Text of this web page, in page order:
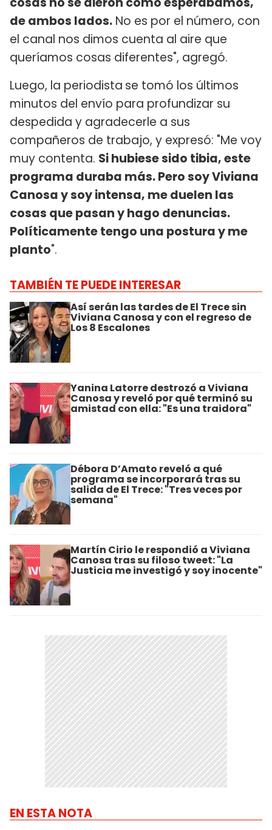
de ambos lados. No es por el número, con
el canal nos dimos cuenta al aire que
queríamos cosas diferentes", agregó.
Luego, la periodista se tomó los últimos
minutos del envío para profundizar su
despedida y agradecerle a sus
compañeros de trabajo, y expresó: "Me voy
muy contenta. Si hubiese sido tibia, este
programa duraba más. Pero soy Viviana
Canosa y soy intensa, me duelen las
cosas que pasan y hago denuncias.
Políticamente tengo una postura y me
planto".
TAMBIÉN TE PUEDE INTERESAR
Así serán las tardes de El Trece sin
Viviana Canosa y con el regreso de
Los 8 Escalones
Yanina Latorre destrozó a Viviana
Canosa y reveló por qué terminó su
amistad con ella: "Es una traidora"
Débora D’Amato reveló a qué
programa se incorporará tras su
salida de El Trece: "Tres veces por
semana"
Martín Cirio le respondió a Viviana
Canosa tras su filoso tweet: "La
Justicia me investigó y soy inocente"
EN ESTA NOTA